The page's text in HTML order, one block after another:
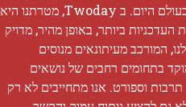
שלכם לכל מה שקורה בעולם היום. ב Twoday, מטרתנו היא
ביותר, באופן מהיר, מדויק
המורכב מעיתונאים מנוסים
בתחומים רחבים של נושאים
תרבות וספורט. אנו מתחייבים לא רק